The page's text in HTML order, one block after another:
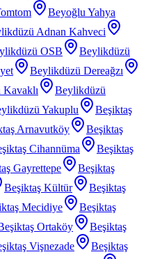
Beyoğlu Yahya
Adnan Kahveci
OSB
Beylikdüzü
Beylikdüzü Dereağzı
Beylikdüzü
Yakuplu
Beşiktaş
Arnavutköy
Beşiktaş
Cihannüma
Beşiktaş
Gayrettepe
Beşiktaş
Beşiktaş Kültür
Beşiktaş
Mecidiye
Beşiktaş
Ortaköy
Beşiktaş
Vişnezade
Beşiktaş